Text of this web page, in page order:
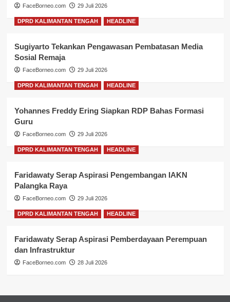
FaceBorneo.com 29 Juli 2026
DPRD KALIMANTAN TENGAH HEADLINE
Sugiyarto Tekankan Pengawasan Pembatasan Media
Sosial Remaja
FaceBorneo.com 29 Juli 2026
DPRD KALIMANTAN TENGAH HEADLINE
Yohannes Freddy Ering Siapkan RDP Bahas Formasi
Guru
FaceBorneo.com 29 Juli 2026
DPRD KALIMANTAN TENGAH HEADLINE
Faridawaty Serap Aspirasi Pengembangan IAKN
Palangka Raya
FaceBorneo.com 29 Juli 2026
DPRD KALIMANTAN TENGAH HEADLINE
Faridawaty Serap Aspirasi Pemberdayaan Perempuan
dan Infrastruktur
FaceBorneo.com 28 Juli 2026